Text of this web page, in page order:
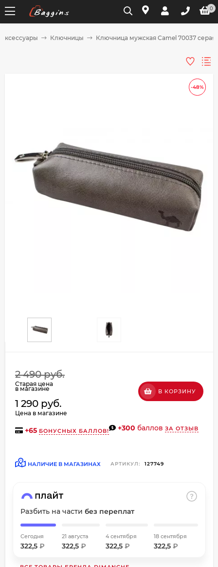
0
Аксессуары Ключницы Ключница мужская Camel 70037 серая
-48%
2 490 руб.
Старая цена
в магазине
1 290 руб.
Цена в магазине
В КОРЗИНУ
+65 БОНУСНЫХ БАЛЛОВ! +300 баллов ЗА ОТЗЫВ
НАЛИЧИЕ В МАГАЗИНАХ АРТИКУЛ: 127749
Разбить на части без переплат
Сегодня
322,5 ₽
21 августа
322,5₽
4 сентября
322,5 ₽
18 сентября
322,5 ₽
График платежей
Сегодня
выбранный способом
списываться
по25
Подробнее
25
2 недели
8 800 302-02-51